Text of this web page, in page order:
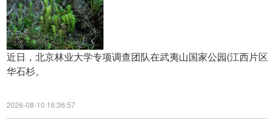
近日，北京林业大学专项调查团队在武夷山国家公园(江西
华石杉。
2026-08-10 16:36:57